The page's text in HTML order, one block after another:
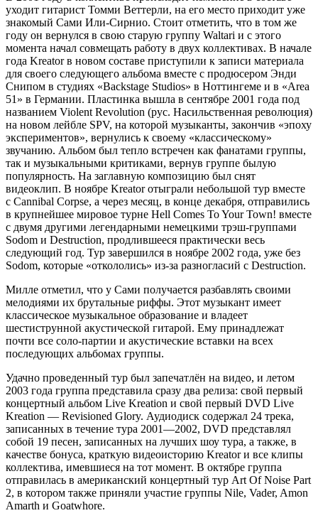
уходит гитарист Томми Веттерли, на его место приходит уже
знакомый Сами Или-Сирнио. Стоит отметить, что в том же
году он вернулся в свою старую группу Waltari и с этого
момента начал совмещать работу в двух коллективах. В начале
года Kreator в новом составе приступили к записи материала
для своего следующего альбома вместе с продюсером Энди
Снипом в студиях «Backstage Studios» в Ноттингеме и в «Area
51» в Германии. Пластинка вышла в сентябре 2001 года под
названием Violent Revolution (рус. Насильственная революция)
на новом лейбле SPV, на которой музыканты, закончив «эпоху
экспериментов», вернулись к своему «классическому»
звучанию. Альбом был тепло встречен как фанатами группы,
так и музыкальными критиками, вернув группе былую
популярность. На заглавную композицию был снят
видеоклип. В ноябре Kreator отыграли небольшой тур вместе
с Cannibal Corpse, а через месяц, в конце декабря, отправились
в крупнейшее мировое турне Hell Comes To Your Town! вместе
с двумя другими легендарными немецкими трэш-группами
Sodom и Destruction, продлившееся практически весь
следующий год. Тур завершился в ноябре 2002 года, уже без
Sodom, которые «откололись» из-за разногласий с Destruction.
Милле отметил, что у Сами получается разбавлять своими
мелодиями их брутальные риффы. Этот музыкант имеет
классическое музыкальное образование и владеет
шестиструнной акустической гитарой. Ему принадлежат
почти все соло-партии и акустические вставки на всех
последующих альбомах группы.
Удачно проведенный тур был запечатлён на видео, и летом
2003 года группа представила сразу два релиза: свой первый
концертный альбом Live Kreation и свой первый DVD Live
Kreation — Revisioned Glory. Аудиодиск содержал 24 трека,
записанных в течение тура 2001—2002, DVD представлял
собой 19 песен, записанных на лучших шоу тура, а также, в
качестве бонуса, краткую видеоисторию Kreator и все клипы
коллектива, имевшиеся на тот момент. В октябре группа
отправилась в американский концертный тур Art Of Noise Part
2, в котором также приняли участие группы Nile, Vader, Amon
Amarth и Goatwhore.